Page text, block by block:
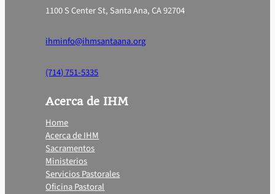
1100 S Center St, Santa Ana, CA 92704
ihminfo@ihmsantaana.org
(714) 751-5335
Acerca de IHM
Home
Acerca de IHM
Sacramentos
Ministerios
Servicios Pastorales
Oficina Pastoral